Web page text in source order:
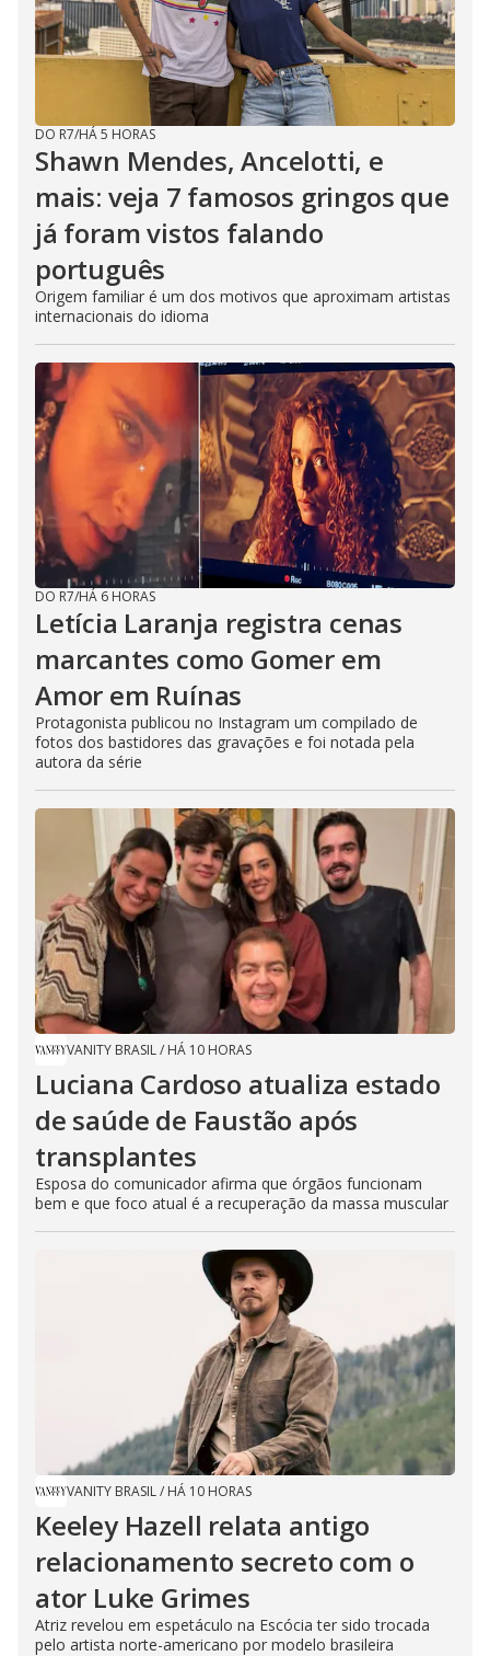
DO R7/HÁ 5 HORAS
Shawn Mendes, Ancelotti, e
mais: veja 7 famosos gringos que
já foram vistos falando
português
Origem familiar é um dos motivos que aproximam artistas
internacionais do idioma
DO R7/HÁ 6 HORAS
Letícia Laranja registra cenas
marcantes como Gomer em
Amor em Ruínas
Protagonista publicou no Instagram um compilado de
fotos dos bastidores das gravações e foi notada pela
autora da série
VANITY BRASIL/ HÁ 10 HORAS
Luciana Cardoso atualiza estado
de saúde de Faustão após
transplantes
Esposa do comunicador afirma que órgãos funcionam
bem e que foco atual é a recuperação da massa muscular
VANITY BRASIL/ HÁ 10 HORAS
Keeley Hazell relata antigo
relacionamento secreto com o
ator Luke Grimes
Atriz revelou em espetáculo na Escócia ter sido trocada
pelo artista norte-americano por modelo brasileira